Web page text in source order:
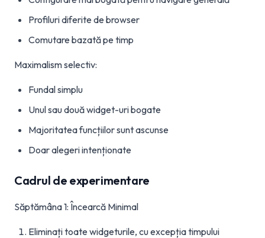
Profiluri diferite de browser
Comutare bazată pe timp
Maximalism selectiv:
Fundal simplu
Unul sau două widget-uri bogate
Majoritatea funcțiilor sunt ascunse
Doar alegeri intenționate
Cadrul de experimentare
Săptămâna 1: Încearcă Minimal
Eliminați toate widgeturile, cu excepția timpului